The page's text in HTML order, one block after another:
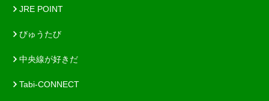
JRE POINT
びゅうたび
中央線が好きだ
Tabi-CONNECT